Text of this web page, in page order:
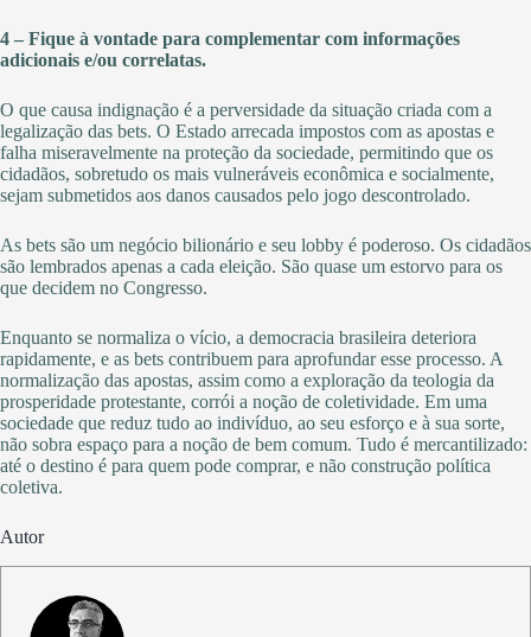
4 – Fique à vontade para complementar com informações
adicionais e/ou correlatas.
O que causa indignação é a perversidade da situação criada com a
legalização das bets. O Estado arrecada impostos com as apostas e
falha miseravelmente na proteção da sociedade, permitindo que os
cidadãos, sobretudo os mais vulneráveis econômica e socialmente,
sejam submetidos aos danos causados pelo jogo descontrolado.
As bets são um negócio bilionário e seu lobby é poderoso. Os cidadãos
são lembrados apenas a cada eleição. São quase um estorvo para os
que decidem no Congresso.
Enquanto se normaliza o vício, a democracia brasileira deteriora
rapidamente, e as bets contribuem para aprofundar esse processo. A
normalização das apostas, assim como a exploração da teologia da
prosperidade protestante, corrói a noção de coletividade. Em uma
sociedade que reduz tudo ao indivíduo, ao seu esforço e à sua sorte,
não sobra espaço para a noção de bem comum. Tudo é mercantilizado:
até o destino é para quem pode comprar, e não construção política
coletiva.
Autor